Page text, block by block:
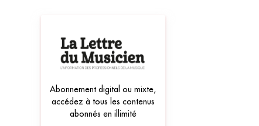
Abonnement digital ou mixte,
accédez à tous les contenus
abonnés en illimité